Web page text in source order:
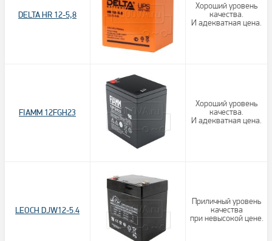
DELTA HR 12-5,8
Хороший уровень
качества.
И адекватная цена.
FIAMM 12FGH23
Хороший уровень
качества.
И адекватная цена.
LEOCH DJW12-5.4
Приличный уровень
качества
при невысокой цене.